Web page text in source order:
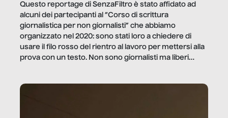
Questo reportage di SenzaFiltro è stato affidato ad
alcuni dei partecipanti al “Corso di scrittura
giornalistica per non giornalisti” che abbiamo
organizzato nel 2020: sono stati loro a chiedere di
usare il filo rosso del rientro al lavoro per mettersi alla
prova con un testo. Non sono giornalisti ma liberi